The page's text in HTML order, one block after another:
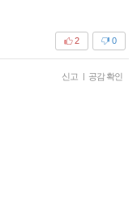
0
2
신고 | 공감 확인